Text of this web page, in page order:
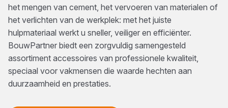
het mengen van cement, het vervoeren van materialen of
het verlichten van de werkplek: met het juiste
hulpmateriaal werkt u sneller, veiliger en efficiënter.
BouwPartner biedt een zorgvuldig samengesteld
assortiment accessoires van professionele kwaliteit,
speciaal voor vakmensen die waarde hechten aan
duurzaamheid en prestaties.